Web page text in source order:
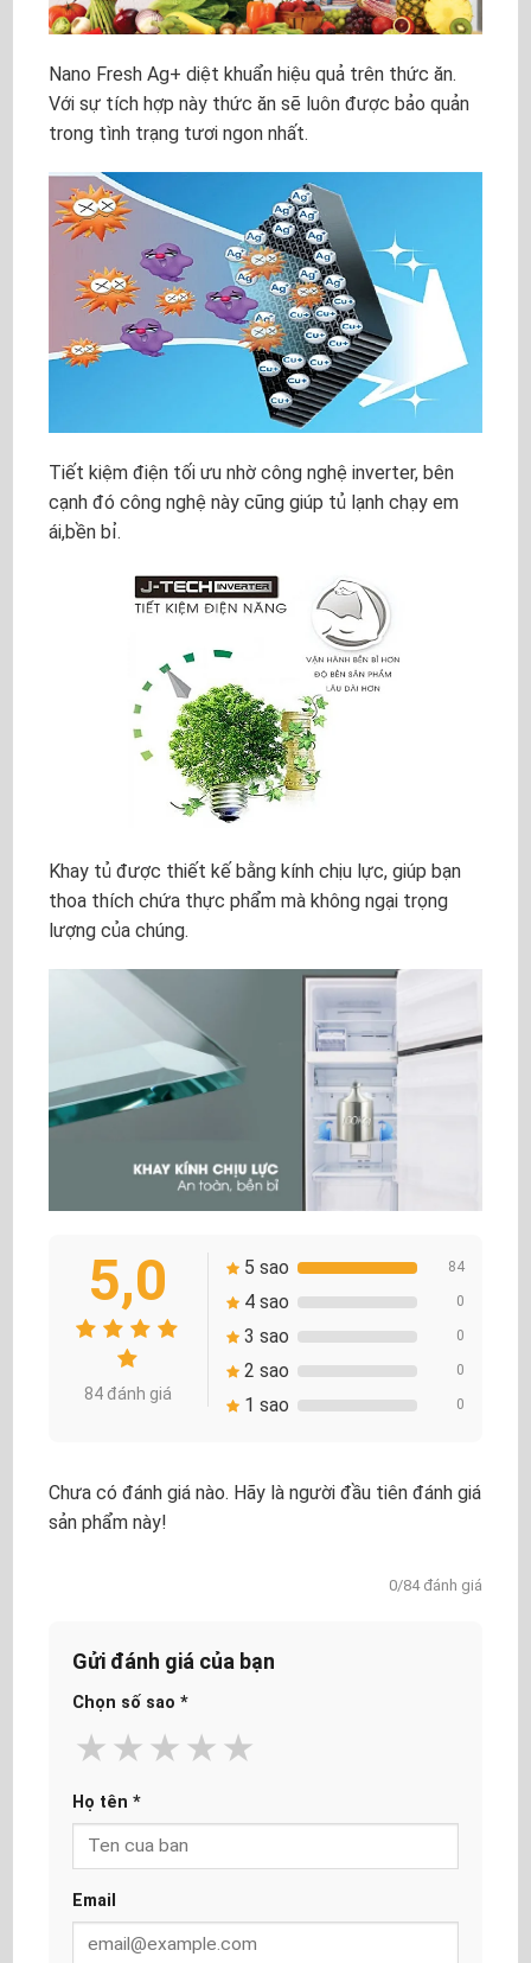
Nano Fresh Ag+ diệt khuẩn hiệu quả trên thức ăn.
Với sự tích hợp này thức ăn sẽ luôn được bảo quản
trong tình trạng tươi ngon nhất.
Tiết kiệm điện tối ưu nhờ công nghệ inverter, bên
cạnh đó công nghệ này cũng giúp tủ lạnh chạy em
ái,bền bỉ.
Khay tủ được thiết kế bằng kính chịu lực, giúp bạn
thoa thích chứa thực phẩm mà không ngại trọng
lượng của chúng.
5,0
84 đánh giá
5 sao 84
4 sao 0
3 sao 0
2 sao 0
1 sao 0
Chưa có đánh giá nào. Hãy là người đầu tiên đánh giá
sản phẩm này!
0/84 đánh giá
Gửi đánh giá của bạn
Chọn số sao *
★
★
★
★
★
Họ tên *
Email